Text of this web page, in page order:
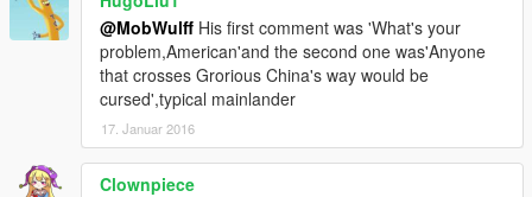
@MobWulff His first comment was 'What's your
problem,American'and the second one was'Anyone
that crosses Grorious China's way would be
cursed',typical mainlander
17. Januar 2016
Clownpiece